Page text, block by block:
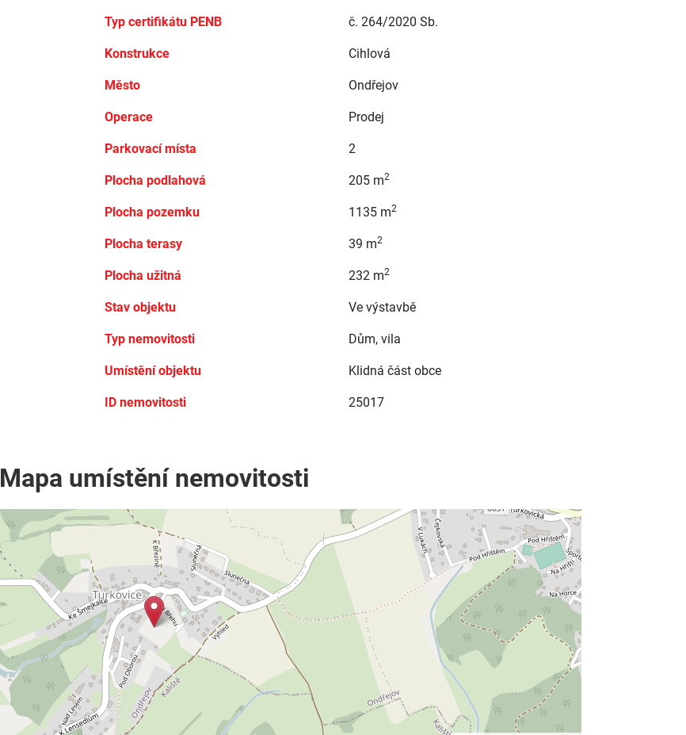
Typ certifikátu PENB č. 264/2020 Sb.
Konstrukce Cihlová
Město Ondřejov
Operace Prodej
Parkovací místa 2
Plocha podlahová 205 m2
Plocha pozemku 1135 m2
Plocha terasy 39 m2
Plocha užitná 232 m2
Stav objektu Ve výstavbě
Typ nemovitosti Dům, vila
Umístění objektu Klidná část obce
ID nemovitosti 25017
Mapa umístění nemovitosti